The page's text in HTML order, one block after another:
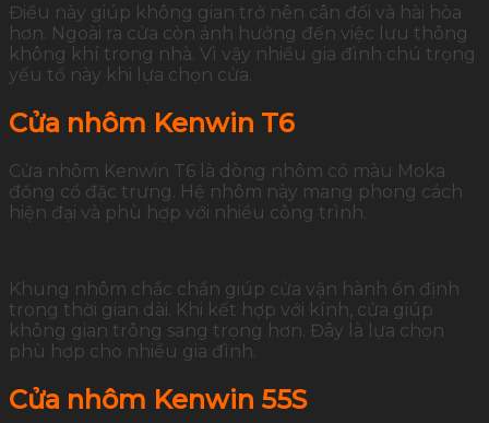
Điều này giúp không gian trở nên cân đối và hài hòa
hơn. Ngoài ra cửa còn ảnh hưởng đến việc lưu thông
không khí trong nhà. Vì vậy nhiều gia đình chú trọng
yếu tố này khi lựa chọn cửa.
Cửa nhôm Kenwin T6
Cửa nhôm Kenwin T6 là dòng nhôm có màu Moka
đồng cổ đặc trưng. Hệ nhôm này mang phong cách
hiện đại và phù hợp với nhiều công trình.
Khung nhôm chắc chắn giúp cửa vận hành ổn định
trong thời gian dài. Khi kết hợp với kính, cửa giúp
không gian trông sang trọng hơn. Đây là lựa chọn
phù hợp cho nhiều gia đình.
Cửa nhôm Kenwin 55S